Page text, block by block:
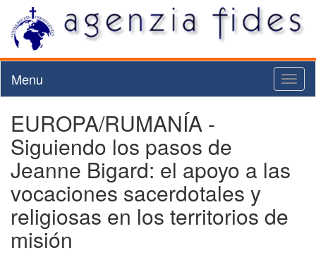
Menu
EUROPA/RUMANÍA -
Siguiendo los pasos de
Jeanne Bigard: el apoyo a las
vocaciones sacerdotales y
religiosas en los territorios de
misión